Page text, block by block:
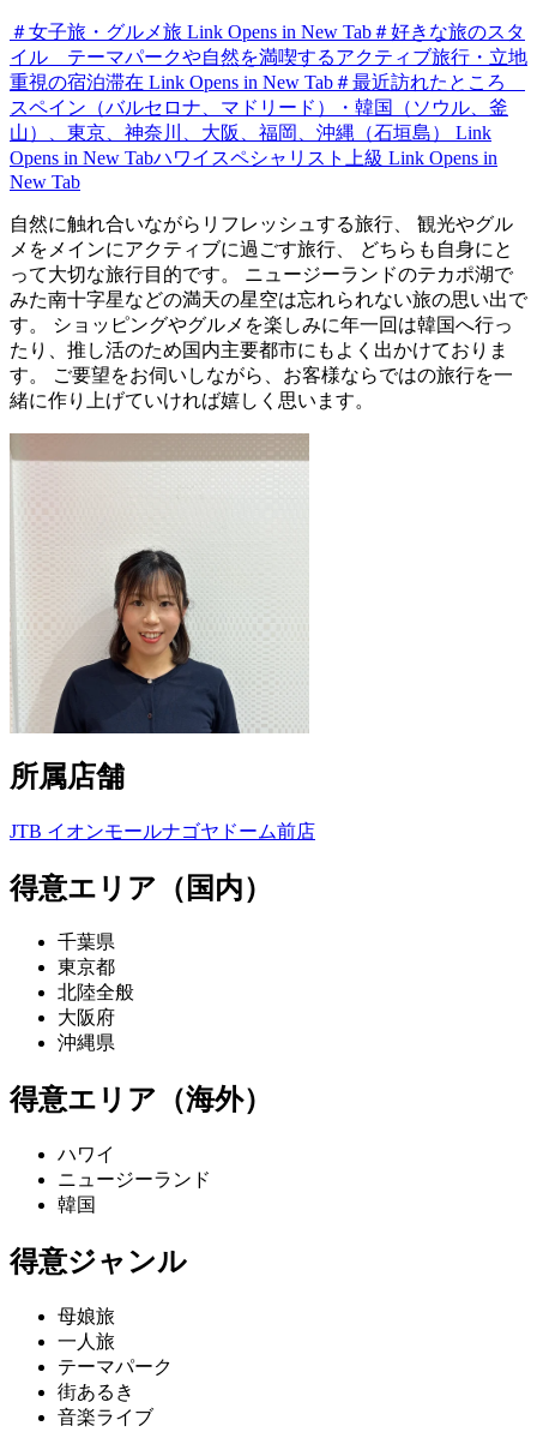
＃女子旅・グルメ旅 Link Opens in New Tab＃好きな旅のスタ
イル テーマパークや自然を満喫するアクティブ旅行・立地
重視の宿泊滞在 Link Opens in New Tab＃最近訪れたところ
スペイン（バルセロナ、マドリード）・韓国（ソウル、釜
山）、東京、神奈川、大阪、福岡、沖縄（石垣島）
Link
Opens in New Tabハワイスペシャリスト上級 Link Opens in
New Tab
自然に触れ合いながらリフレッシュする旅行、 観光やグル
メをメインにアクティブに過ごす旅行、 どちらも自身にと
って大切な旅行目的です。 ニュージーランドのテカポ湖で
みた南十字星などの満天の星空は忘れられない旅の思い出で
す。 ショッピングやグルメを楽しみに年一回は韓国へ行っ
たり、推し活のため国内主要都市にもよく出かけておりま
す。 ご要望をお伺いしながら、お客様ならではの旅行を一
緒に作り上げていければ嬉しく思います。
所属店舗
JTB イオンモールナゴヤドーム前店
得意エリア（国内）
千葉県
東京都
北陸全般
大阪府
沖縄県
得意エリア（海外）
ハワイ
ニュージーランド
韓国
得意ジャンル
母娘旅
一人旅
テーマパーク
街あるき
音楽ライブ